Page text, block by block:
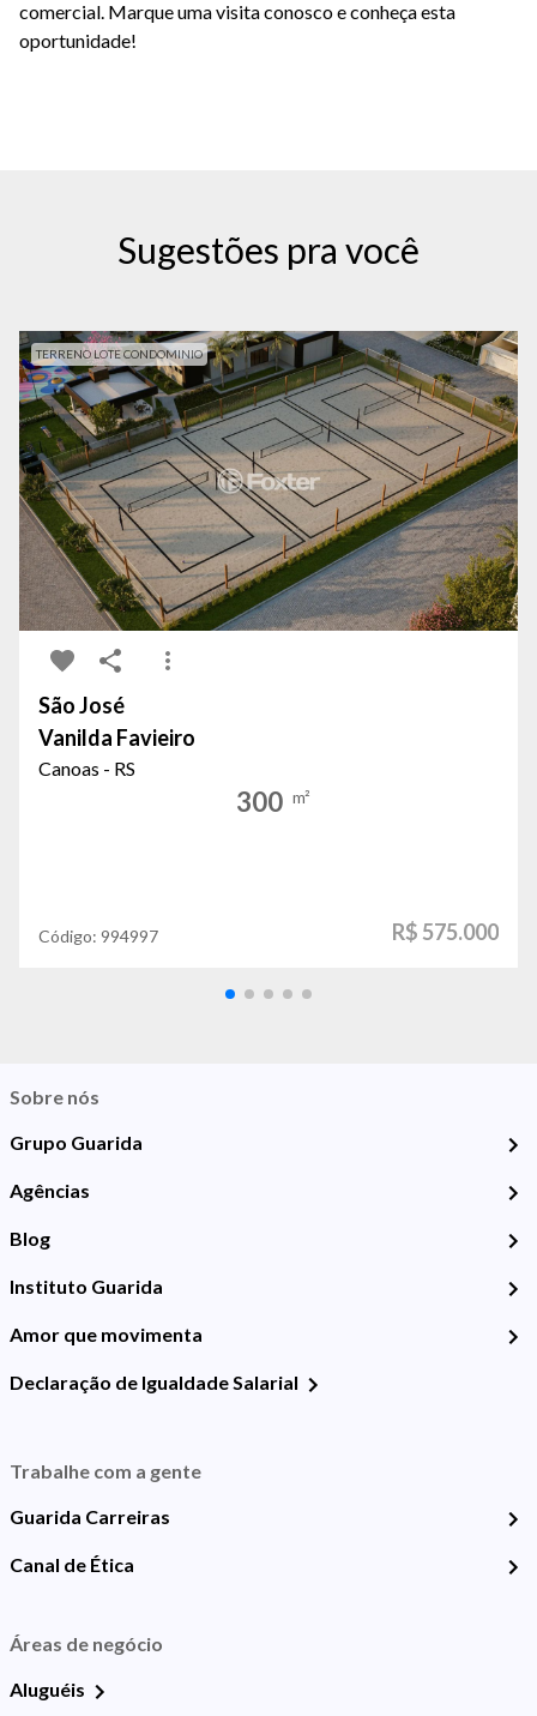
comercial. Marque uma visita conosco e conheça esta
oportunidade!
Sugestões pra você
TERRENO LOTE CONDOMINIO
São José
Vanilda Favieiro
Canoas - RS
300 m²
Código: 994997 R$ 575.000
Sobre nós
Grupo Guarida
Agências
Blog
Instituto Guarida
Amor que movimenta
Declaração de Igualdade Salarial
Trabalhe com a gente
Guarida Carreiras
Canal de Ética
Áreas de negócio
Aluguéis